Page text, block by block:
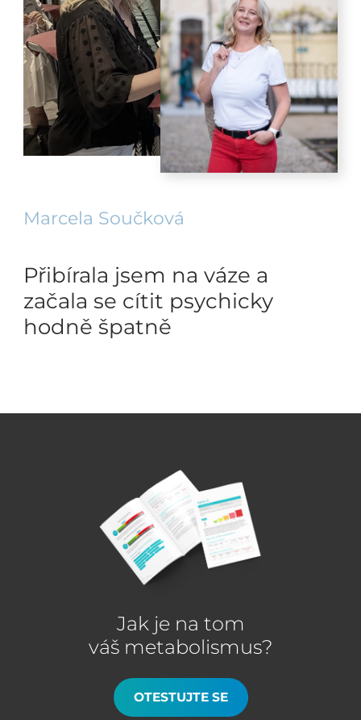
Marcela Součková
Přibírala jsem na váze a
začala se cítit psychicky
hodně špatně
Jak je na tom
váš metabolismus?
OTESTUJTE SE